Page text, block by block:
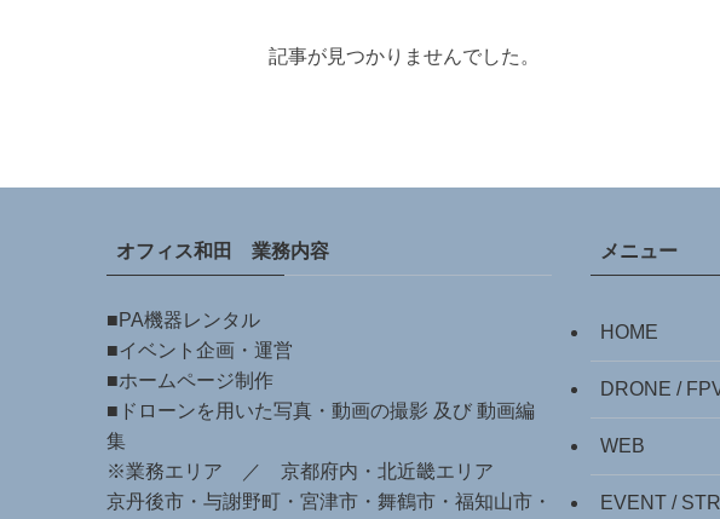
記事が見つかりませんでした。
オフィス和田 業務内容
■PA機器レンタル
■イベント企画・運営
■ホームページ制作
■ドローンを用いた写真・動画の撮影 及び 動画編
集
※業務エリア ／ 京都府内・北近畿エリア
京丹後市・与謝野町・宮津市・舞鶴市・福知山市・
メニュー
HOME
DRONE /
WEB
EVENT /